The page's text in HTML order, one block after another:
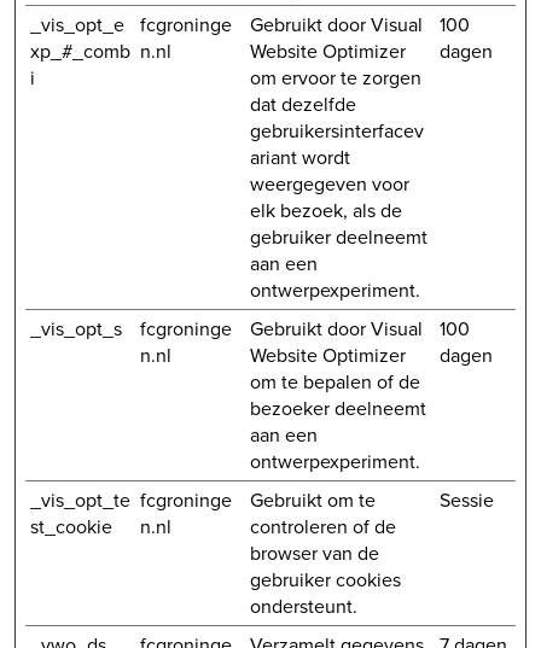
_vis_opt_e
xp_#_comb
i
fcgroninge
n.nl
Gebruikt door Visual
Website Optimizer
om ervoor te zorgen
dat dezelfde
gebruikersinterfacev
ariant wordt
weergegeven voor
elk bezoek, als de
gebruiker deelneemt
aan een
ontwerpexperiment.
100
dagen
_vis_opt_s
fcgroninge
n.nl
Gebruikt door Visual
Website Optimizer
om te bepalen of de
bezoeker deelneemt
aan een
ontwerpexperiment.
100
dagen
_vis_opt_te
st_cookie
fcgroninge
n.nl
Gebruikt om te
controleren of de
browser van de
gebruiker cookies
ondersteunt.
Sessie